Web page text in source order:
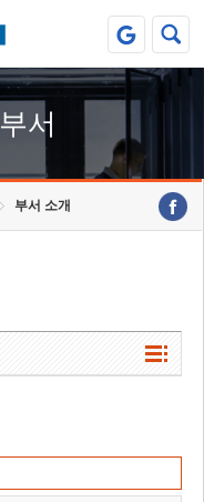
서
부서 소개